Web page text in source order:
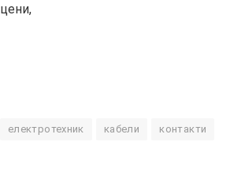
електротехник кабели контакти